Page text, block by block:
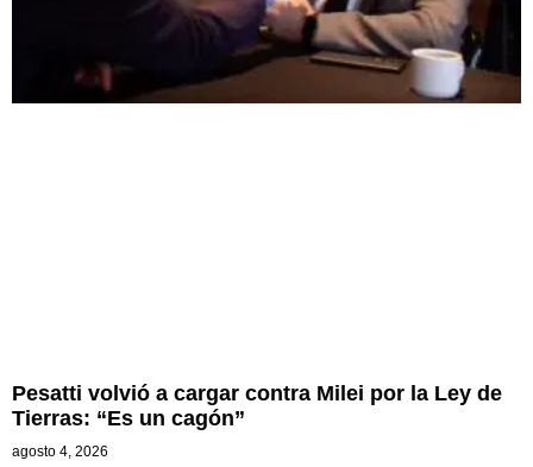
Pesatti volvió a cargar contra Milei por la Ley de
Tierras: “Es un cagón”
agosto 4, 2026